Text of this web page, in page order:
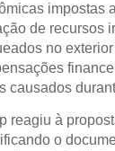
impostas
de recursos
no
causados
reagiu à
o